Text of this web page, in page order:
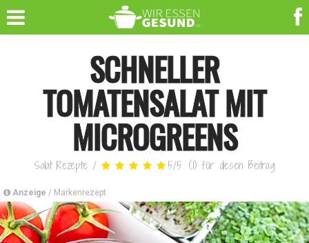
SCHNELLER
TOMATENSALAT MIT
MICROGREENS
Salat Rezepte / 5/5 (1) für diesen Beitrag
Anzeige / Markenrezept